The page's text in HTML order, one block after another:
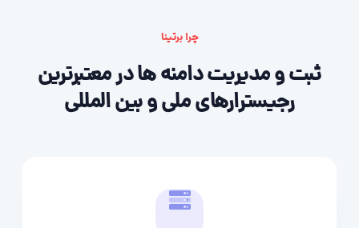
چرا برتینا
ثبت و مدیریت دامنه ها در معتبرترین
رجیسترارهای ملی و بین المللی